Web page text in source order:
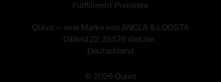
Fulfillment Preisliste
Quivo — eine Marke von ANCLA & LOGSTA
Dillfeld 22, 35576 Wetzlar,
Deutschland
© 2026 Quivo